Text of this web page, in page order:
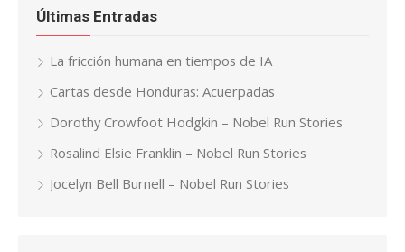
Últimas Entradas
La fricción humana en tiempos de IA
Cartas desde Honduras: Acuerpadas
Dorothy Crowfoot Hodgkin – Nobel Run Stories
Rosalind Elsie Franklin – Nobel Run Stories
Jocelyn Bell Burnell – Nobel Run Stories